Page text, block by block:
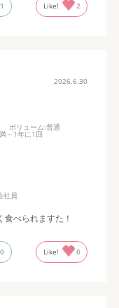
1 Like! 2
2026.6.30
ボリューム:普通
～1年に1回
社員
べられますた！
0 Like! 0